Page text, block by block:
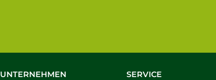
UNTERNEHMEN SERVICE